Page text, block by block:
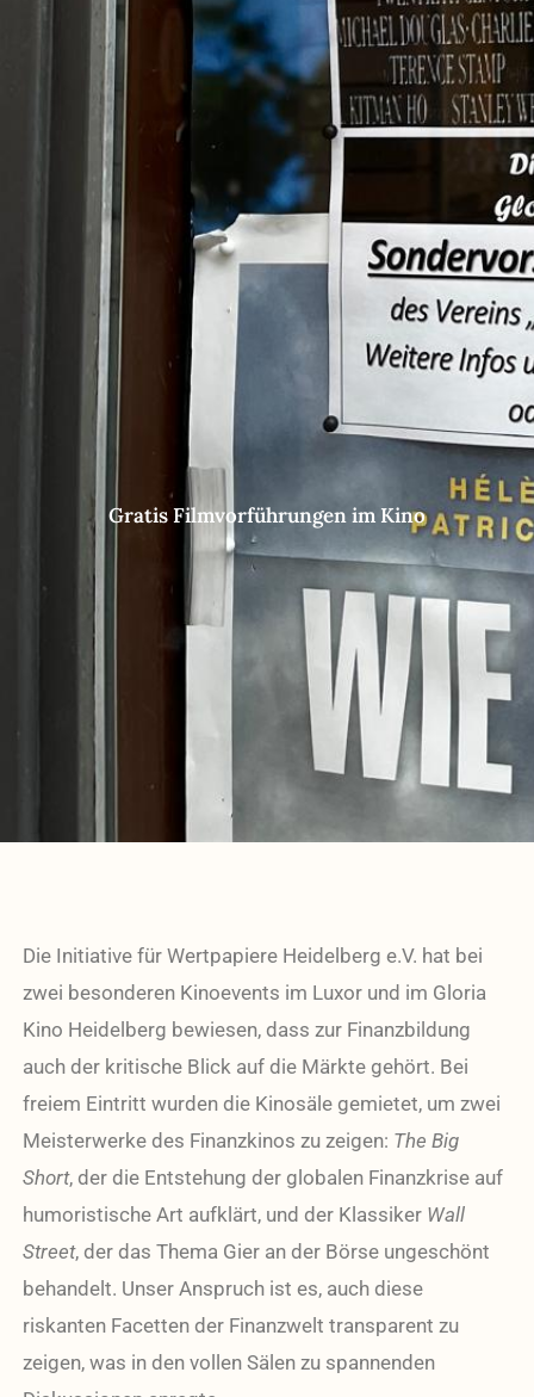
Gratis Filmvorführungen im Kino
Die Initiative für Wertpapiere Heidelberg e.V. hat bei
zwei besonderen Kinoevents im Luxor und im Gloria
Kino Heidelberg bewiesen, dass zur Finanzbildung
auch der kritische Blick auf die Märkte gehört. Bei
freiem Eintritt wurden die Kinosäle gemietet, um zwei
Meisterwerke des Finanzkinos zu zeigen: The Big
Short, der die Entstehung der globalen Finanzkrise auf
humoristische Art aufklärt, und der Klassiker Wall
Street, der das Thema Gier an der Börse ungeschönt
behandelt. Unser Anspruch ist es, auch diese
riskanten Facetten der Finanzwelt transparent zu
zeigen, was in den vollen Sälen zu spannenden